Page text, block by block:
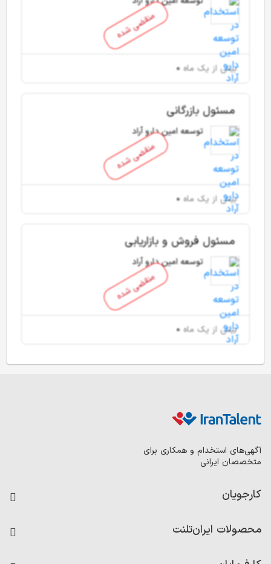
منقضی شده
بیش از یک ماه
منقضی شده
مسئول بازرگانی
توسعه امین دارو آراد
بیش از یک ماه
منقضی شده
مسئول فروش و بازاریابی
توسعه امین دارو آراد
بیش از یک ماه
آگهی‌های استخدام و همکاری برای
متخصصان ایرانی
کارجویان
رزومه ساز
امتیاز شرکت‌ها
محصولات ایران‌تلنت